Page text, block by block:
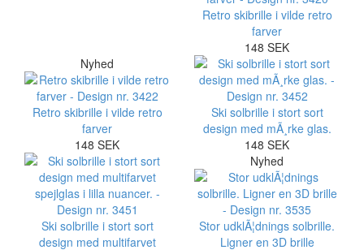
Retro skibrille i vilde retro
farver
148 SEK
Nyhed
Retro skibrille i vilde retro
farver
148 SEK
Ski solbrille i stort sort
design med mÃ¸rke glas.
148 SEK
Ski solbrille i stort sort
design med multifarvet
Nyhed
Stor udklÃ¦dnings solbrille.
Ligner en 3D brille